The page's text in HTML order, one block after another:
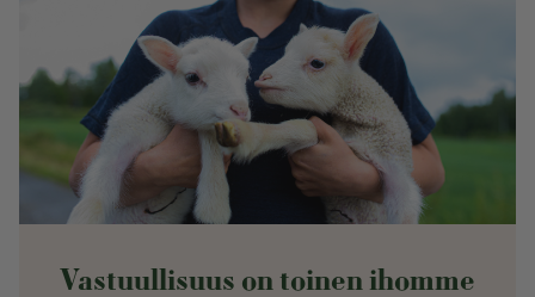
Vastuullisuus on toinen ihomme